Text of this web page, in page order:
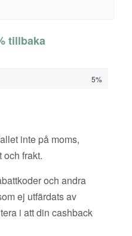
tillbaka
5%
inte på moms,
och frakt.
och andra
ej utfärdats av
i att din cashback